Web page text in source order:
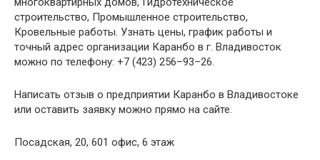
строительство, Промышленное строительство,
Кровельные работы. Узнать цены, график работы и
точный адрес организации Каранбо в г. Владивосток
можно по телефону: +7 (423) 256–93–26.
Написать отзыв о предприятии Каранбо в Владивостоке
или оставить заявку можно прямо на сайте.
Посадская, 20, 601 офис, 6 этаж